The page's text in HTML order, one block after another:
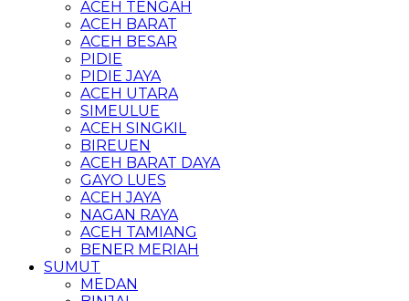
ACEH TENGAH
ACEH BARAT
ACEH BESAR
PIDIE
PIDIE JAYA
ACEH UTARA
SIMEULUE
ACEH SINGKIL
BIREUEN
ACEH BARAT DAYA
GAYO LUES
ACEH JAYA
NAGAN RAYA
ACEH TAMIANG
BENER MERIAH
SUMUT
MEDAN